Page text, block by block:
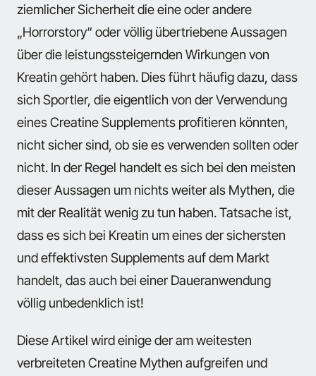
ziemlicher Sicherheit die eine oder andere
„Horrorstory“ oder völlig übertriebene Aussagen
über die leistungssteigernden Wirkungen von
Kreatin gehört haben. Dies führt häufig dazu, dass
sich Sportler, die eigentlich von der Verwendung
eines Creatine Supplements profitieren könnten,
nicht sicher sind, ob sie es verwenden sollten oder
nicht. In der Regel handelt es sich bei den meisten
dieser Aussagen um nichts weiter als Mythen, die
mit der Realität wenig zu tun haben. Tatsache ist,
dass es sich bei Kreatin um eines der sichersten
und effektivsten Supplements auf dem Markt
handelt, das auch bei einer Daueranwendung
völlig unbedenklich ist!
Diese Artikel wird einige der am weitesten
verbreiteten Creatine Mythen aufgreifen und